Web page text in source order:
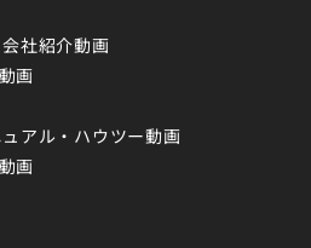
社紹介動画
画
アル・ハウツー動画
画